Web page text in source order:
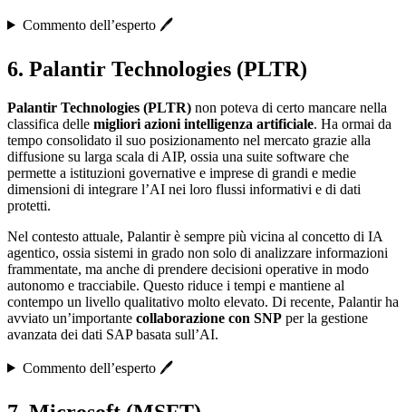
Commento dell’esperto 🖊️
6. Palantir Technologies (PLTR)
Palantir Technologies (PLTR) non poteva di certo mancare nella
classifica delle migliori azioni intelligenza artificiale. Ha ormai da
tempo consolidato il suo posizionamento nel mercato grazie alla
diffusione su larga scala di AIP, ossia una suite software che
permette a istituzioni governative e imprese di grandi e medie
dimensioni di integrare l’AI nei loro flussi informativi e di dati
protetti.
Nel contesto attuale, Palantir è sempre più vicina al concetto di IA
agentico, ossia sistemi in grado non solo di analizzare informazioni
frammentate, ma anche di prendere decisioni operative in modo
autonomo e tracciabile. Questo riduce i tempi e mantiene al
contempo un livello qualitativo molto elevato. Di recente, Palantir ha
avviato un’importante collaborazione con SNP per la gestione
avanzata dei dati SAP basata sull’AI.
Commento dell’esperto 🖊️